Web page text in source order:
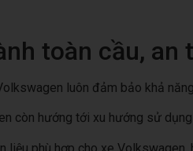
toàn cầu,
luôn đảm bảo khả
còn hướng tới xu hướng sử
phù hợp cho xe